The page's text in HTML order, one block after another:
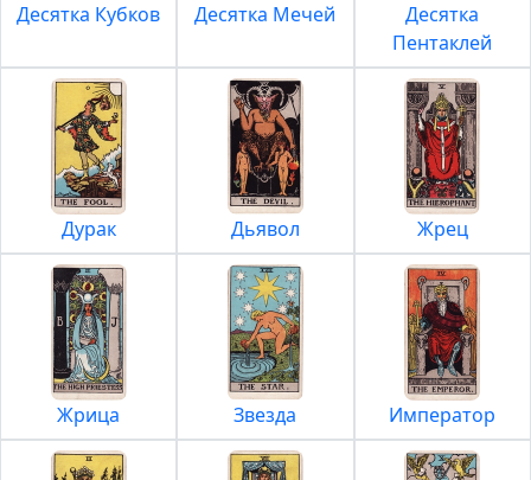
Десятка Кубков Десятка Мечей
Десятка
Пентаклей
Дурак Дьявол Жрец
Жрица Звезда Император